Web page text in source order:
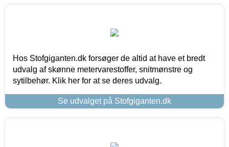
Hos Stofgiganten.dk forsøger de altid at have et bredt
udvalg af skønne metervarestoffer, snitmønstre og
sytilbehør. Klik her for at se deres udvalg.
Se udvalget på Stofgiganten.dk